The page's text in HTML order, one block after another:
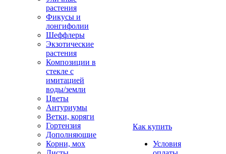
растения
Фикусы и
лонгифолии
Шеффлеры
Экзотические
растения
Композиции в
стекле с
имитацией
воды/земли
Цветы
Антуриумы
Ветки, коряги
Гортензия
Дополняющие
Корни, мох
Как купить
Условия